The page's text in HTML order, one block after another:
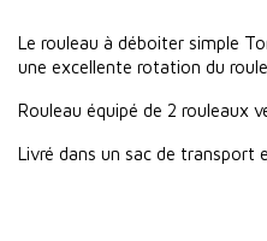
Le rouleau à déboiter simple
une excellente rotation du
Rouleau équipé de 2 rouleaux
Livré dans un sac de transport